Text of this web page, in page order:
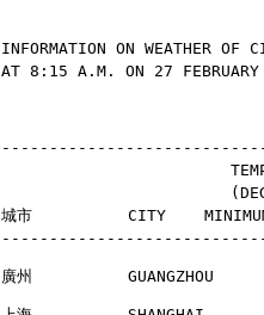
INFORMATION ON WEATHER
AT 8:15 A.M. ON 27
城市          CITY    MINIMUM 最
廣州          GUANGZHOU